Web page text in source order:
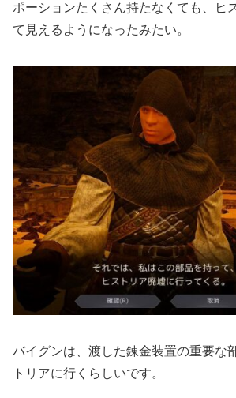
ポーションたくさん持たなくても、ヒ
て見えるようになったみたい。
バイグンは、渡した錬金装置の重要な
トリアに行くらしいです。